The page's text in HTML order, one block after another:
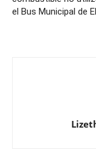
el Bus Municipal de